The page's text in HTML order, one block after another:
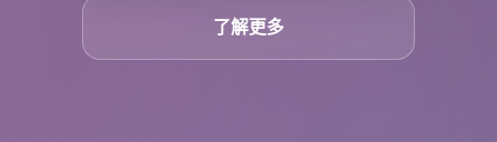
了解更多